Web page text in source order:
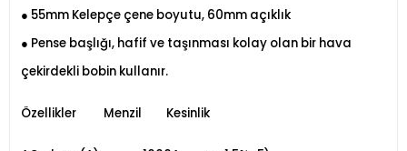
● 55mm Kelepçe çene boyutu, 60mm açıklık
● Pense başlığı, hafif ve taşınması kolay olan bir hava
çekirdekli bobin kullanır.
Özellikler Menzil Kesinlik